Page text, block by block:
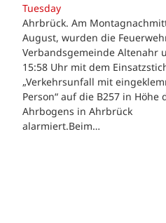
Tuesday
Ahrbrück. Am
August, wurden die
Verbandsgemeinde Altenahr
15:58 Uhr mit dem
„Verkehrsunfall mit
Person“ auf die B257 in Höhe
Ahrbogens in Ahrbrück
alarmiert.Beim…